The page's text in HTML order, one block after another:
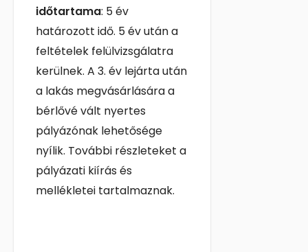
időtartama: 5 év
határozott idő. 5 év után a
feltételek felülvizsgálatra
kerülnek. A 3. év lejárta után
a lakás megvásárlására a
bérlővé vált nyertes
pályázónak lehetősége
nyílik. További részleteket a
pályázati kiírás és
mellékletei tartalmaznak.